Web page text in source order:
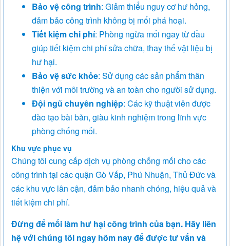
Bảo vệ công trình: Giảm thiểu nguy cơ hư hỏng,
đảm bảo công trình không bị mối phá hoại.
Tiết kiệm chi phí: Phòng ngừa mối ngay từ đầu
giúp tiết kiệm chi phí sửa chữa, thay thế vật liệu bị
hư hại.
Bảo vệ sức khỏe: Sử dụng các sản phẩm thân
thiện với môi trường và an toàn cho người sử dụng.
Đội ngũ chuyên nghiệp: Các kỹ thuật viên được
đào tạo bài bản, giàu kinh nghiệm trong lĩnh vực
phòng chống mối.
Khu vực phục vụ
Chúng tôi cung cấp dịch vụ phòng chống mối cho các
công trình tại các quận Gò Vấp, Phú Nhuận, Thủ Đức và
các khu vực lân cận, đảm bảo nhanh chóng, hiệu quả và
tiết kiệm chi phí.
Đừng để mối làm hư hại công trình của bạn. Hãy liên
hệ với chúng tôi ngay hôm nay để được tư vấn và